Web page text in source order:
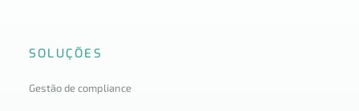
SOLUÇÕES
Gestão de compliance